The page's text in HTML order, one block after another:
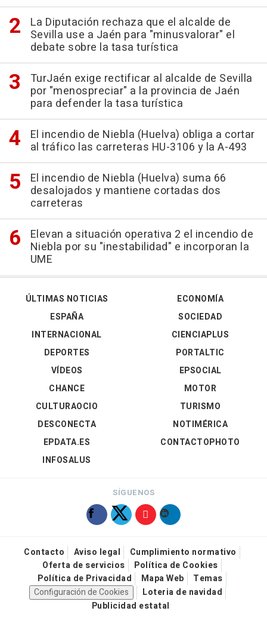
La Diputación rechaza que el alcalde de
Sevilla use a Jaén para "minusvalorar" el
debate sobre la tasa turística
TurJaén exige rectificar al alcalde de Sevilla
por "menospreciar" a la provincia de Jaén
para defender la tasa turística
El incendio de Niebla (Huelva) obliga a cortar
al tráfico las carreteras HU-3106 y la A-493
El incendio de Niebla (Huelva) suma 66
desalojados y mantiene cortadas dos
carreteras
Elevan a situación operativa 2 el incendio de
Niebla por su "inestabilidad" e incorporan la
UME
ÚLTIMAS NOTICIAS
ESPAÑA
INTERNACIONAL
DEPORTES
VÍDEOS
ECONOMÍA
SOCIEDAD
CIENCIAPLUS
PORTALTIC
EPSOCIAL
CHANCE
CULTURAOCIO
DESCONECTA
EPDATA.ES
INFOSALUS
MOTOR
TURISMO
NOTIMÉRICA
CONTACTOPHOTO
SÍGUENOS
Contacto Aviso legal
Cumplimiento normativo
Oferta de servicios
Política de Cookies
Política de Privacidad
Mapa Web
Temas
Configuración de Cookies
Loteria de navidad
Publicidad estatal